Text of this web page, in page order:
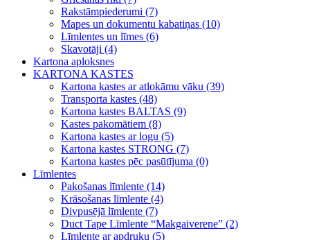
Rakstāmpiederumi (7)
Mapes un dokumentu kabatiņas (10)
Līmlentes un līmes (6)
Skavotāji (4)
Kartona aploksnes
KARTONA KASTES
Kartona kastes ar atlokāmu vāku (39)
Transporta kastes (48)
Kartona kastes BALTAS (9)
Kastes pakomātiem (8)
Kartona kastes ar logu (5)
Kartona kastes STRONG (7)
Kartona kastes pēc pasūtījuma (0)
Līmlentes
Pakošanas līmlente (14)
Krāsošanas līmlente (4)
Divpusējā līmlente (7)
Duct Tape Līmlente “Makgaiverene” (2)
Līmlente ar apdruku (5)